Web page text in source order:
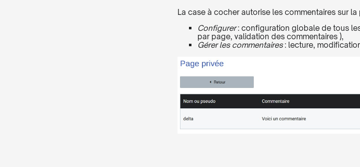
La case à cocher autorise les commentaires sur
Configurer: configuration globale de tous
par page, validation des commentaires ),
Gérer les commentaires: lecture,